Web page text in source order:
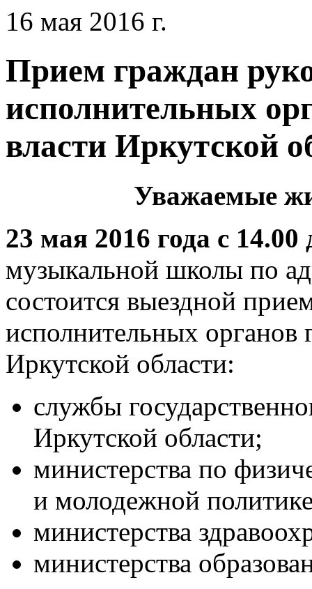
16 мая 2016 г.
Прием граждан
исполнительных
власти Иркутской
Уважаемые
23 мая 2016 года с 14.00
музыкальной школы по
состоится выездной
исполнительных органов
Иркутской области:
службы
Иркутской области;
министерства по
и молодежной
министерства
министерства